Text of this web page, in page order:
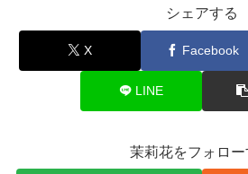
シェアする
X Facebook
LINE
茉莉花をフォロー